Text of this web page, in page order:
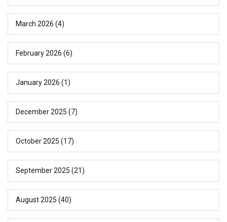
March 2026 (4)
February 2026 (6)
January 2026 (1)
December 2025 (7)
October 2025 (17)
September 2025 (21)
August 2025 (40)